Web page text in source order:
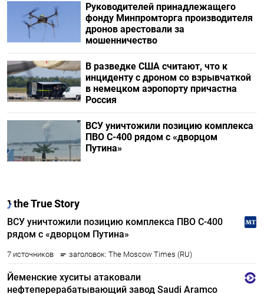
Руководителей принадлежащего
фонду Минпромторга производителя
дронов арестовали за
мошенничество
В разведке США считают, что к
инциденту с дроном со взрывчаткой
в немецком аэропорту причастна
Россия
ВСУ уничтожили позицию комплекса
ПВО С-400 рядом с «дворцом
Путина»